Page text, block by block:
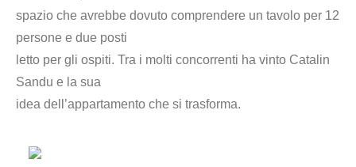
spazio che avrebbe dovuto comprendere un tavolo per 12
persone e due posti
letto per gli ospiti. Tra i molti concorrenti ha vinto Catalin
Sandu e la sua
idea dell’appartamento che si trasforma.